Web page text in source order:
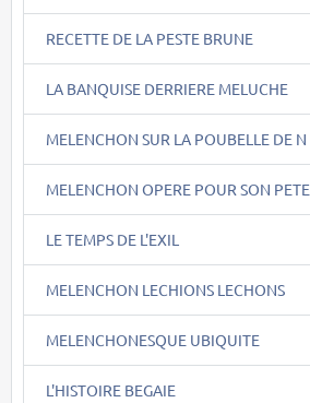
RECETTE DE LA PESTE BRUNE
LA BANQUISE DERRIERE MELUCHE
MELENCHON SUR LA POUBELLE DE N
MELENCHON OPERE POUR SON PETE
LE TEMPS DE L'EXIL
MELENCHON LECHIONS LECHONS
MELENCHONESQUE UBIQUITE
L'HISTOIRE BEGAIE